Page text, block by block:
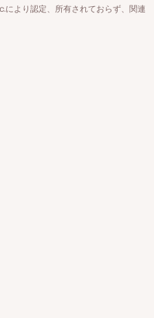
より認定、所有されておらず、関連